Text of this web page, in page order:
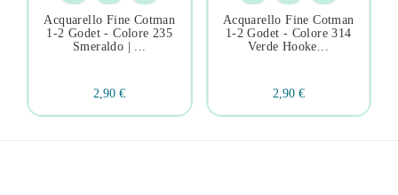
Acquarello Fine Cotman
1-2 Godet - Colore 235
Smeraldo | ...
2,90 €
Acquarello Fine Cotman
1-2 Godet - Colore 314
Verde Hooke...
2,90 €